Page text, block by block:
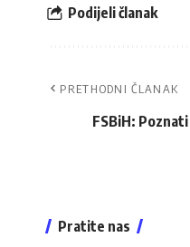
Podijeli članak
PRETHODNI ČLANAK
FSBiH:
Pratite nas